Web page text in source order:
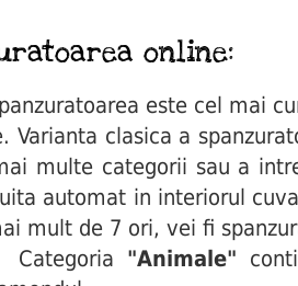
online:
este cel mai
Varianta clasica a
multe categorii sau a
automat in interiorul
mult de 7 ori, vei fi
"Animale"